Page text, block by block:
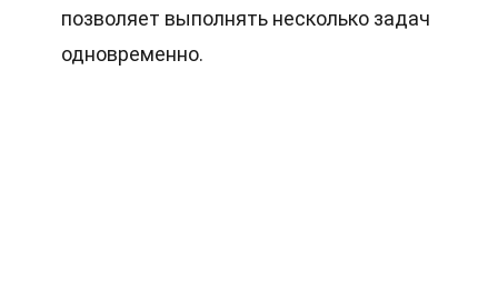
позволяет выполнять несколько задач
одновременно.